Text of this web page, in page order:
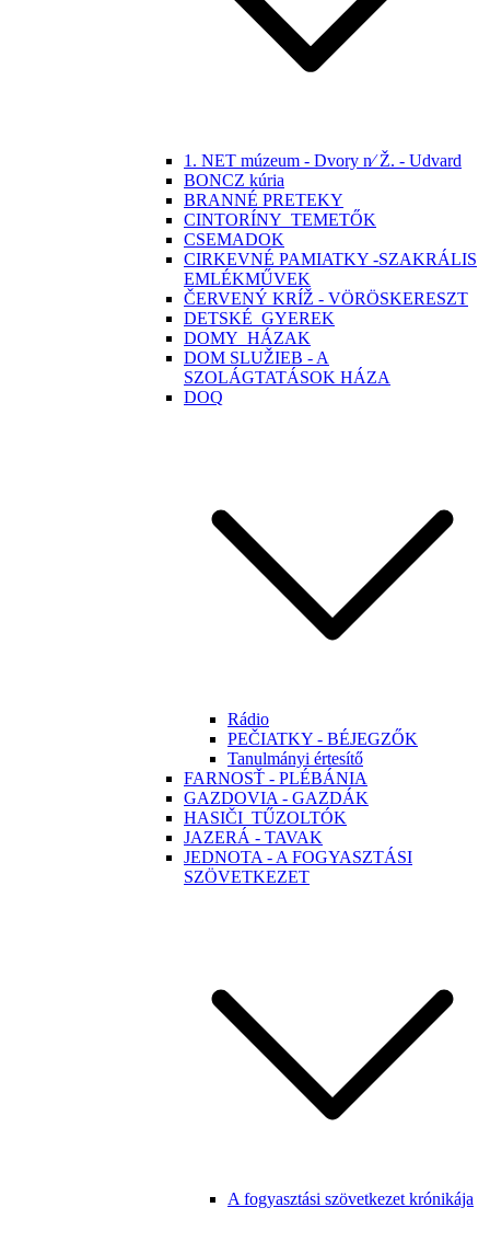
1. NET múzeum - Dvory n⁄ Ž. - Udvard
BONCZ kúria
BRANNÉ PRETEKY
CINTORÍNY_TEMETŐK
CSEMADOK
CIRKEVNÉ PAMIATKY -SZAKRÁLIS
EMLÉKMŰVEK
ČERVENÝ KRÍŽ - VÖRÖSKERESZT
DETSKÉ_GYEREK
DOMY_HÁZAK
DOM SLUŽIEB - A
SZOLÁGTATÁSOK HÁZA
DOQ
Rádio
PEČIATKY - BÉJEGZŐK
Tanulmányi értesítő
FARNOSŤ - PLÉBÁNIA
GAZDOVIA - GAZDÁK
HASIČI_TŰZOLTÓK
JAZERÁ - TAVAK
JEDNOTA - A FOGYASZTÁSI
SZÖVETKEZET
A fogyasztási szövetkezet krónikája